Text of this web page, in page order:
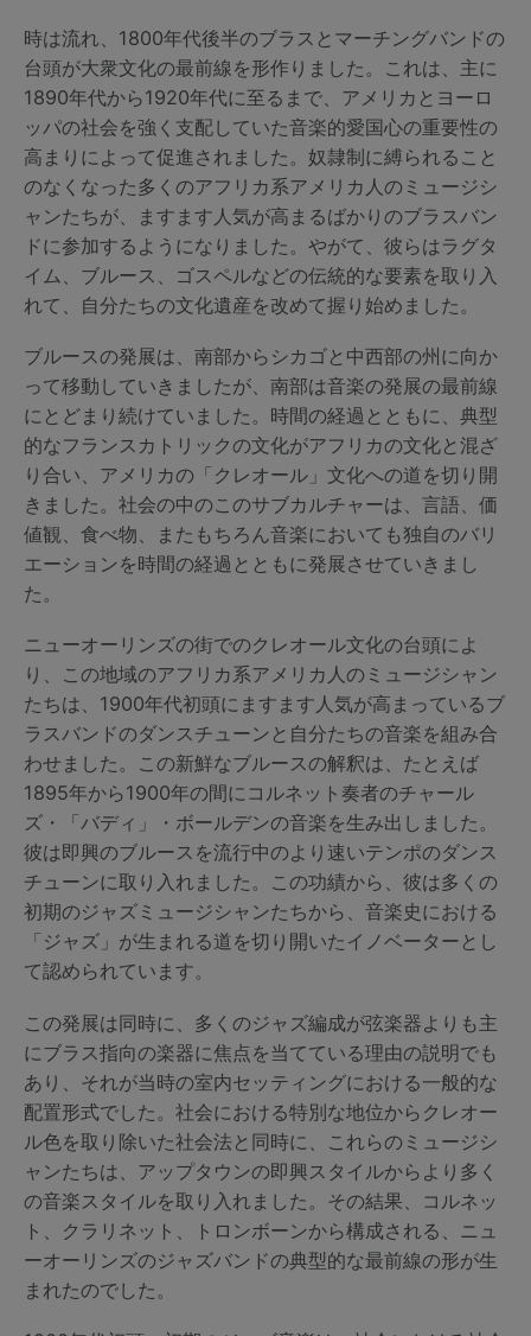
時は流れ、1800年代後半のブラスとマーチングバンドの
台頭が大衆文化の最前線を形作りました。これは、主に
1890年代から1920年代に至るまで、アメリカとヨーロ
ッパの社会を強く支配していた音楽的愛国心の重要性の
高まりによって促進されました。奴隷制に縛られること
のなくなった多くのアフリカ系アメリカ人のミュージシ
ャンたちが、ますます人気が高まるばかりのブラスバン
ドに参加するようになりました。やがて、彼らはラグタ
イム、ブルース、ゴスペルなどの伝統的な要素を取り入
れて、自分たちの文化遺産を改めて握り始めました。
ブルースの発展は、南部からシカゴと中西部の州に向か
って移動していきましたが、南部は音楽の発展の最前線
にとどまり続けていました。時間の経過とともに、典型
的なフランスカトリックの文化がアフリカの文化と混ざ
り合い、アメリカの「クレオール」文化への道を切り開
きました。社会の中のこのサブカルチャーは、言語、価
値観、食べ物、またもちろん音楽においても独自のバリ
エーションを時間の経過とともに発展させていきまし
た。
ニューオーリンズの街でのクレオール文化の台頭によ
り、この地域のアフリカ系アメリカ人のミュージシャン
たちは、1900年代初頭にますます人気が高まっているブ
ラスバンドのダンスチューンと自分たちの音楽を組み合
わせました。この新鮮なブルースの解釈は、たとえば
1895年から1900年の間にコルネット奏者のチャール
ズ・「バディ」・ボールデンの音楽を生み出しました。
彼は即興のブルースを流行中のより速いテンポのダンス
チューンに取り入れました。この功績から、彼は多くの
初期のジャズミュージシャンたちから、音楽史における
「ジャズ」が生まれる道を切り開いたイノベーターとし
て認められています。
この発展は同時に、多くのジャズ編成が弦楽器よりも主
にブラス指向の楽器に焦点を当てている理由の説明でも
あり、それが当時の室内セッティングにおける一般的な
配置形式でした。社会における特別な地位からクレオー
ル色を取り除いた社会法と同時に、これらのミュージシ
ャンたちは、アップタウンの即興スタイルからより多く
の音楽スタイルを取り入れました。その結果、コルネッ
ト、クラリネット、トロンボーンから構成される、ニュ
ーオーリンズのジャズバンドの典型的な最前線の形が生
まれたのでした。